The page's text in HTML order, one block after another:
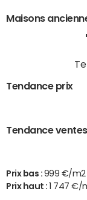
Maisons
Tendance prix
Tendance ventes
Prix bas : 999 €/m2
Prix haut :
1 747 €/